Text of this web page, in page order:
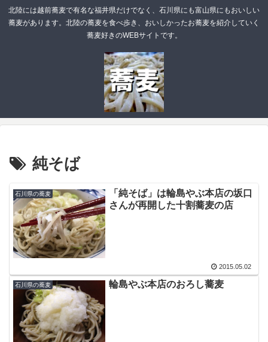
北陸には越前蕎麦で有名な福井県だけでなく、石川県にも富山県にもおいしい
蕎麦があります。北陸の蕎麦を食べ歩き、おいしかったお蕎麦を紹介していく
蕎麦好きのWEBサイトです。
純そば
石川県の蕎麦
「純そば」は輪島やぶ本店の坂口
さんが再開した十割蕎麦の店
2015.05.02
石川県の蕎麦 輪島やぶ本店のおろし蕎麦